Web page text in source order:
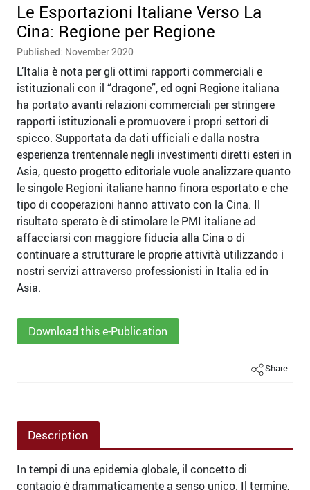
Le Esportazioni Italiane Verso La
Cina: Regione per Regione
Published: November 2020
L’Italia è nota per gli ottimi rapporti commerciali e
istituzionali con il “dragone”, ed ogni Regione italiana
ha portato avanti relazioni commerciali per stringere
rapporti istituzionali e promuovere i propri settori di
spicco. Supportata da dati ufficiali e dalla nostra
esperienza trentennale negli investimenti diretti esteri in
Asia, questo progetto editoriale vuole analizzare quanto
le singole Regioni italiane hanno finora esportato e che
tipo di cooperazioni hanno attivato con la Cina. Il
risultato sperato è di stimolare le PMI italiane ad
affacciarsi con maggiore fiducia alla Cina o di
continuare a strutturare le proprie attività utilizzando i
nostri servizi attraverso professionisti in Italia ed in
Asia.
Download this e-Publication
Share
Description
In tempi di una epidemia globale, il concetto di
contagio è drammaticamente a senso unico. Il termine,